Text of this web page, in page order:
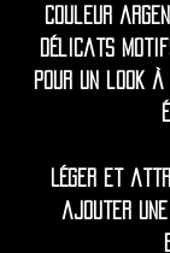
couleur
délicats
pour un look
Léger et
ajouter une